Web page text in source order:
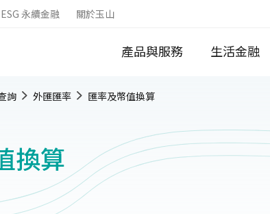
ESG 永續金融 關於玉山
產品與服務 生活金融
換算
詢 外匯匯率 匯率及幣值換算